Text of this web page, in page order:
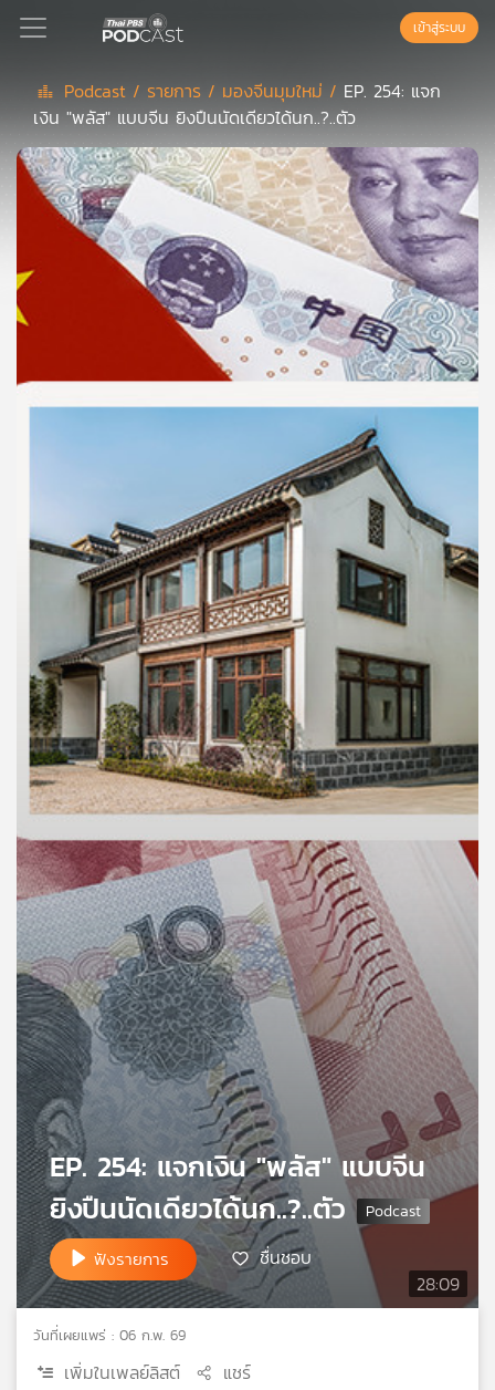
Podcast
เพล
สต์
เพล
ย์
บทความ
ข่าว
และ
กิจกรรม
เกี่ยว
กับ
เรา
เครือ
ข่าย
วิทยุ
ไทย
พี
บี
เอส
แผนที่
วิทยุ
เครือ
เข้าสู่ระบบ
Podcast / รายการ / มองจีนมุมใหม่ / EP. 254: แจก
เงิน "พลัส" แบบจีน ยิงปืนนัดเดียวได้นก..?..ตัว
28:09
EP. 254: แจกเงิน "พลัส" แบบจีน
ยิงปืนนัดเดียวได้นก..?..ตัว
ฟังรายการ ชื่นชอบ
วันที่เผยแพร่ : 06 ก.พ. 69
เพิ่มในเพลย์ลิสต์ แชร์